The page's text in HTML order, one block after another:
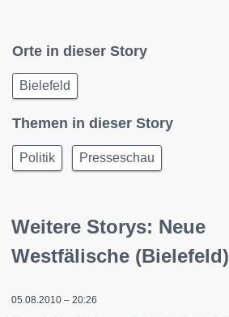
Orte in dieser Story
Bielefeld
Themen in dieser Story
Politik Presseschau
Weitere Storys: Neue
Westfälische (Bielefeld)
05.08.2010 – 20:26